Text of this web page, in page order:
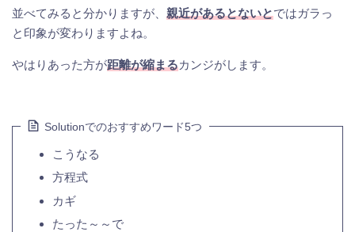
並べてみると分かりますが、 親近があるとないとではガラっ
と印象が変わりますよね。
やはりあった方が距離が縮まるカンジがします。
Solutionでのおすすめワード5つ
こうなる
方程式
カギ
たった～～で